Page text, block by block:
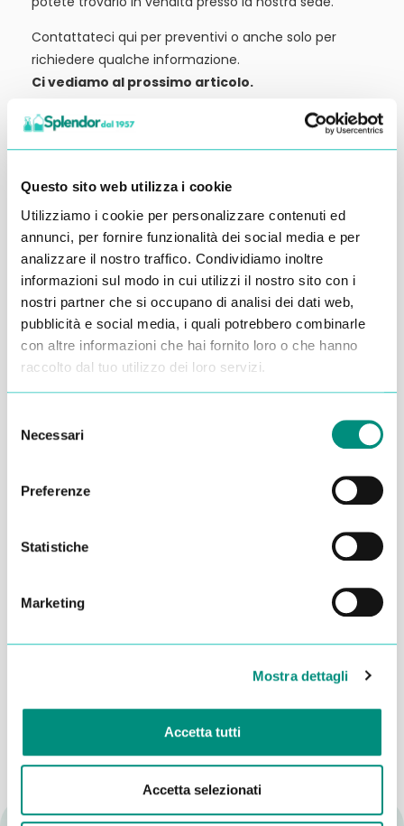
Questo sito web utilizza i cookie
Utilizziamo i cookie per personalizzare contenuti ed
annunci, per fornire funzionalità dei social media e per
analizzare il nostro traffico. Condividiamo inoltre
informazioni sul modo in cui utilizzi il nostro sito con i
nostri partner che si occupano di analisi dei dati web,
pubblicità e social media, i quali potrebbero combinarle
con altre informazioni che hai fornito loro o che hanno
raccolto dal tuo utilizzo dei loro servizi.
delNecessari
Preferenze
Statistiche
Marketing
Mostra dettagli
Accetta tutti
Accetta selezionati
Contattateci qui per preventivi o anche solo per
richiedere qualche informazione.
Ci vediamo al prossimo articolo.
Alessandro Alfonsetti
Inserisci i tuoi dati qui, ti ricontatteremo
entro 48 ore
trattamento dei miei dati per essere ricontattato